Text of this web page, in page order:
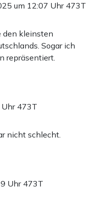
um 12:07 Uhr 473T
den kleinsten
Sogar ich
repräsentiert.
Uhr 473T
nicht schlecht.
Uhr 473T